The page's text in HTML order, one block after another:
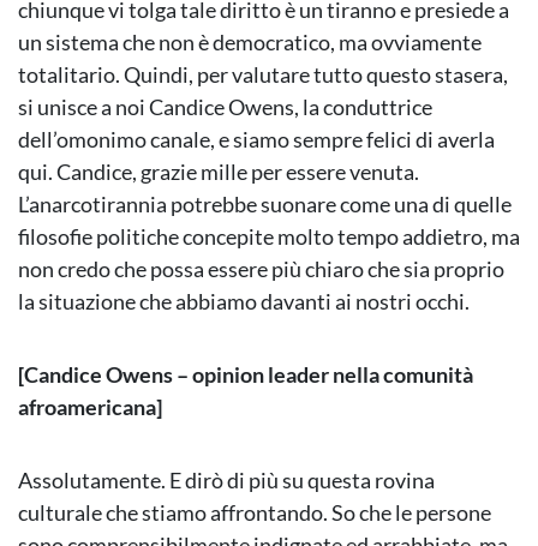
chiunque vi tolga tale diritto è un tiranno e presiede a
un sistema che non è democratico, ma ovviamente
totalitario. Quindi, per valutare tutto questo stasera,
si unisce a noi Candice Owens, la conduttrice
dell’omonimo canale, e siamo sempre felici di averla
qui. Candice, grazie mille per essere venuta.
L’anarcotirannia potrebbe suonare come una di quelle
filosofie politiche concepite molto tempo addietro, ma
non credo che possa essere più chiaro che sia proprio
la situazione che abbiamo davanti ai nostri occhi.
[Candice Owens – opinion leader nella comunità
afroamericana]
Assolutamente. E dirò di più su questa rovina
culturale che stiamo affrontando. So che le persone